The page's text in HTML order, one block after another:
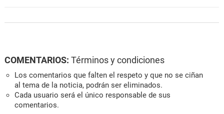
COMENTARIOS: Términos y condiciones
Los comentarios que falten el respeto y que no se ciñan
al tema de la noticia, podrán ser eliminados.
Cada usuario será el único responsable de sus
comentarios.